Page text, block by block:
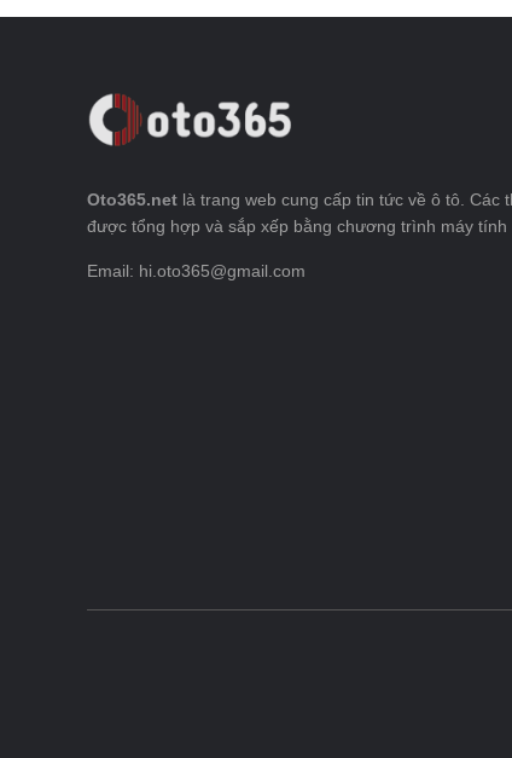
Oto365.net là trang web cung cấp tin tức về ô tô. Các
được tổng hợp và sắp xếp bằng chương trình máy tính
Email: hi.oto365@gmail.com